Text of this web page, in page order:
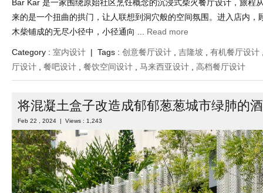
Bar Kar 是一家围绕原始社区烹饪概念的沉浸式柴火餐厅设计，旅程
来的是一个扭曲的拱门，让人联想到洞穴般的空间氛围。进入店内，
木柴铺成的无尽小径中，小径通向 ... Read more
Category : 室内设计 | Tags : 创意餐厅设计 , 吉隆坡 , 有机餐厅设计
厅设计 , 餐吧设计 , 餐饮空间设计 , 马来西亚设计 , 高档餐厅设计
将混凝土盒子改造成郁郁葱葱城市绿肺的
Feb 22 , 2024 | Views : 1,243